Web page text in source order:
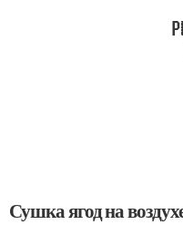
Сушка ягод на